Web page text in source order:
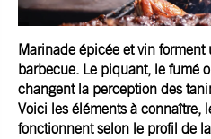
Marinade épicée et vin
barbecue. Le piquant, le fumé
changent la perception des
Voici les éléments à connaître,
fonctionnent selon le profil de